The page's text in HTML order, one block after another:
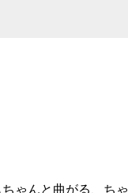
ゃんと曲がる、ちゃ